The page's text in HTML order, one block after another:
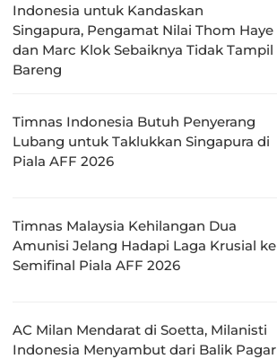
Indonesia untuk Kandaskan
Singapura, Pengamat Nilai Thom Haye
dan Marc Klok Sebaiknya Tidak Tampil
Bareng
Timnas Indonesia Butuh Penyerang
Lubang untuk Taklukkan Singapura di
Piala AFF 2026
Timnas Malaysia Kehilangan Dua
Amunisi Jelang Hadapi Laga Krusial ke
Semifinal Piala AFF 2026
AC Milan Mendarat di Soetta, Milanisti
Indonesia Menyambut dari Balik Pagar